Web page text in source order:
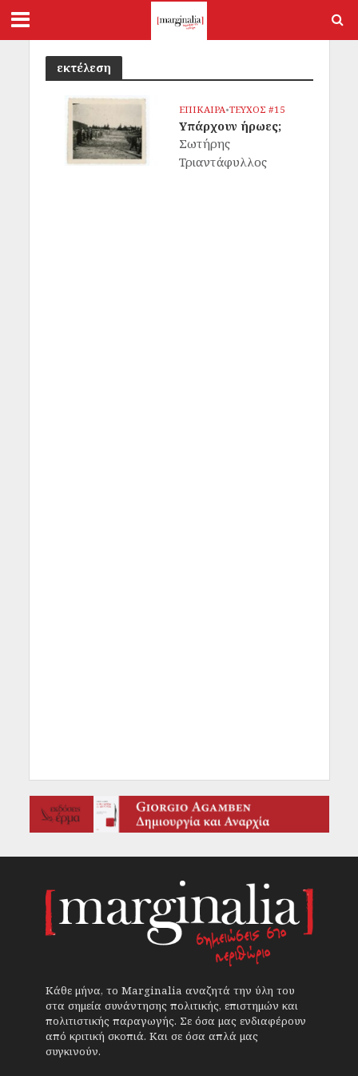
εκτέλεση
ΕΠΙΚΑΙΡΑ•ΤΕΥΧΟΣ #15
Υπάρχουν ήρωες;
Σωτήρης
Τριαντάφυλλος
Κάθε μήνα, το Marginalia αναζητά την ύλη του
στα σημεία συνάντησης πολιτικής, επιστημών και
πολιτιστικής παραγωγής. Σε όσα μας ενδιαφέρουν
από κριτική σκοπιά. Και σε όσα απλά μας
συγκινούν.